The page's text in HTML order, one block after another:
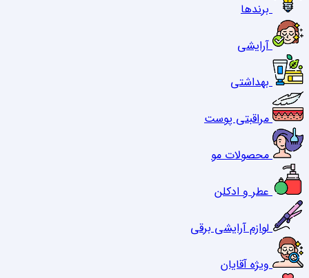
برندها
آرایشی
بهداشتی
مراقبتی پوست
محصولات مو
عطر و ادکلن
لوازم آرایشی برقی
ویژه آقایان